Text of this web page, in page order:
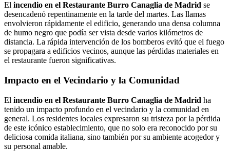
El incendio en el Restaurante Burro Canaglia de Madrid se
desencadenó repentinamente en la tarde del martes. Las llamas
envolvieron rápidamente el edificio, generando una densa columna
de humo negro que podía ser vista desde varios kilómetros de
distancia. La rápida intervención de los bomberos evitó que el fuego
se propagara a edificios vecinos, aunque las pérdidas materiales en
el restaurante fueron significativas.
Impacto en el Vecindario y la Comunidad
El incendio en el Restaurante Burro Canaglia de Madrid ha
tenido un impacto profundo en el vecindario y la comunidad en
general. Los residentes locales expresaron su tristeza por la pérdida
de este icónico establecimiento, que no solo era reconocido por su
deliciosa comida italiana, sino también por su ambiente acogedor y
su personal amable.